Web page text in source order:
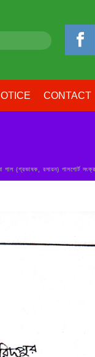
CONTACT
পাল (প্রভাষক, রসায়ন) পাসপোর্ট